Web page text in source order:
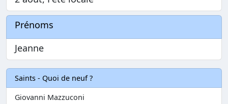
Prénoms
Jeanne
Saints - Quoi de neuf ?
Giovanni Mazzuconi